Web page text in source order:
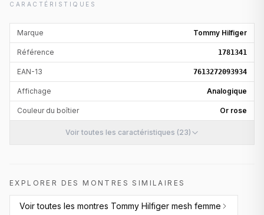
CARACTÉRISTIQUES
Marque Tommy Hilfiger
Référence 1781341
EAN-13 7613272093934
Affichage Analogique
Couleur du boîtier Or rose
Voir toutes les caractéristiques (23)
EXPLORER DES MONTRES SIMILAIRES
Voir toutes les montres Tommy Hilfiger mesh femme